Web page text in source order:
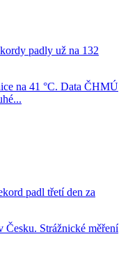
padly už na 132
na 41 °C. Data ČHMÚ
padl třetí den za
Strážnické měření